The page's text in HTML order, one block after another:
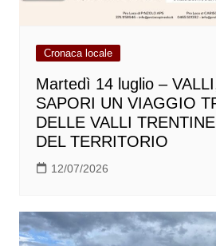
Cronaca locale
Martedì 14 luglio –
SAPORI UN VIAGGIO
DELLE VALLI
DEL TERRITORIO
12/07/2026